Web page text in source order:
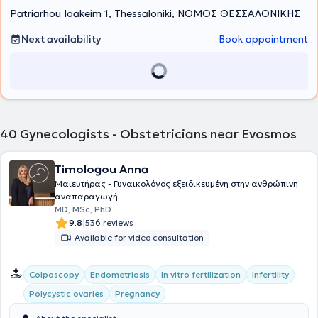
Gynecology Society, a founding member of the Hellenic
of the Board of Directors of the ARÖGI Rehabilitation Center, and
Patriarhou Ioakeim 1, Thessaloniki, ΝΟΜΟΣ ΘΕΣΣΑΛΟΝΙΚΗΣ
Next availability
Book appointment
40 Gynecologists - Obstetricians near Evosmos
Timologou Anna
Μαιευτήρας - Γυναικολόγος εξειδικευμένη στην ανθρώπινη
αναπαραγωγή
MD, MSc, PhD
9.8|536 reviews
Available for video consultation
Colposcopy Endometriosis In vitro fertilization
Infertility
Polycystic ovaries
Pregnancy